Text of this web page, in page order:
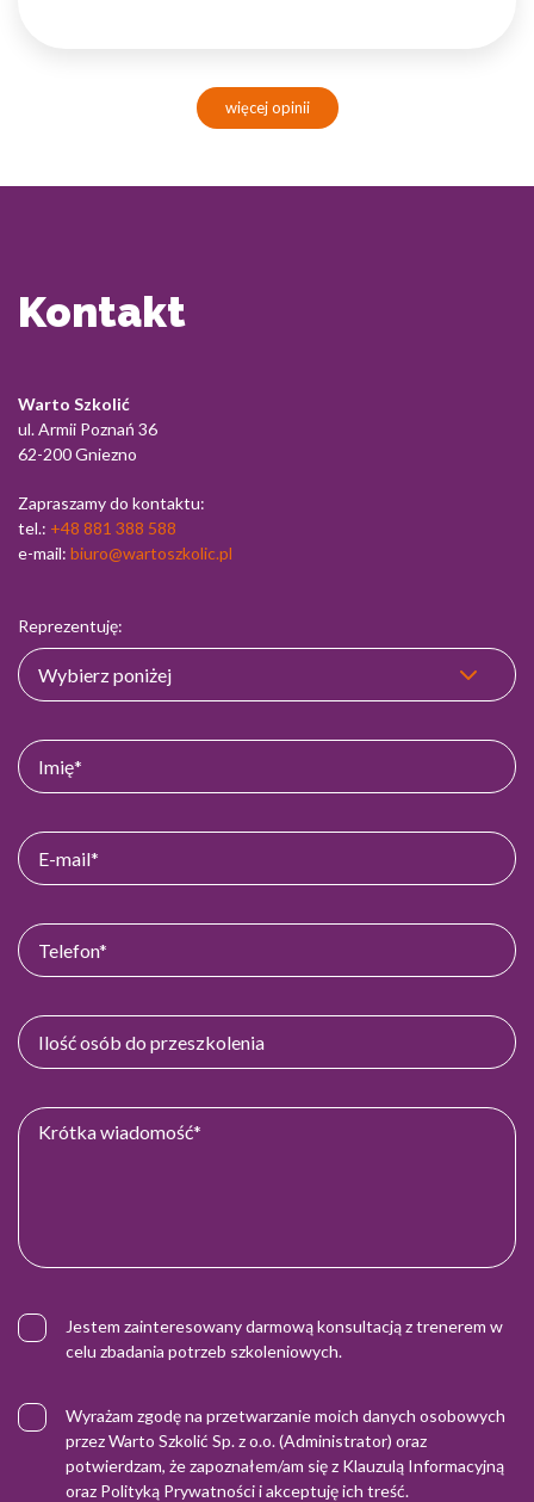
więcej opinii
Kontakt
Warto Szkolić
ul. Armii Poznań 36
62-200 Gniezno
Zapraszamy do kontaktu:
tel.: +48 881 388 588
e-mail: biuro@wartoszkolic.pl
Reprezentuję:
Jestem zainteresowany darmową konsultacją z trenerem w
celu zbadania potrzeb szkoleniowych.
Wyrażam zgodę na przetwarzanie moich danych osobowych
przez Warto Szkolić Sp. z o.o. (Administrator) oraz
potwierdzam, że zapoznałem/am się z Klauzulą Informacyjną
oraz Polityką Prywatnościi akceptuję ich treść.